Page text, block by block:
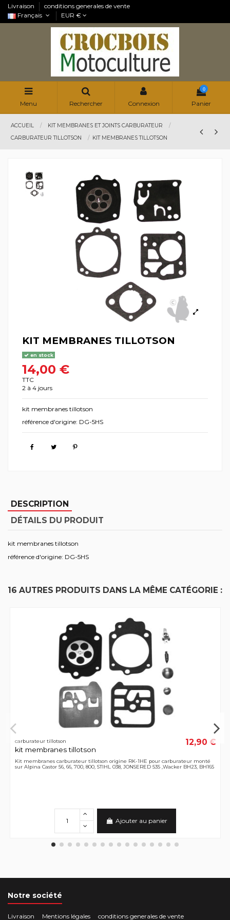
Livraison
conditions generales de vente
Français
EUR €
Menu Rechercher Connexion
0
Panier
ACCUEIL
KIT MEMBRANES ET JOINTS CARBURATEUR
CARBURATEUR TILLOTSON
KIT MEMBRANES TILLOTSON
KIT MEMBRANES TILLOTSON
en stock
14,00 €
TTC
2 à 4 jours
kit membranes tillotson
référence d'origine: DG-5HS
DESCRIPTION
DÉTAILS DU PRODUIT
kit membranes tillotson
référence d'origine: DG-5HS
16 AUTRES PRODUITS DANS LA MÊME CATÉGORIE :
carburateur tillotson
kit membranes tillotson
12,90 €
Kit membranes carburateur tillotson origine RK-1HE pour carburateur monté
sur Alpina Castor 56, 66, 700, 800, STIHL 038, JONSERED 535 ,Wacker BH23, BH165
Ajouter au panier
Notre société
Livraison Mentions légales conditions generales de vente